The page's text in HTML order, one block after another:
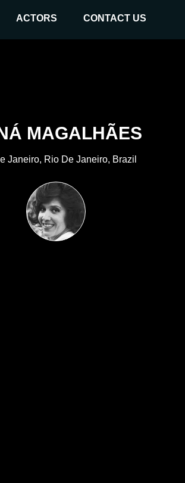
ACTORS CONTACT US
MAGALHÃES
Janeiro, Rio De Janeiro, Brazil